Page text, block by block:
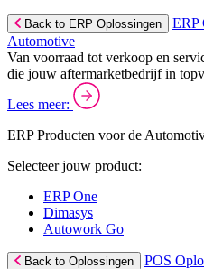
Back to ERP Oplossingen
ERP
Automotive
Van voorraad tot verkoop en
die jouw aftermarketbedrijf in
Lees meer:
ERP Producten voor de
Selecteer jouw product:
ERP One
Dimasys
Autowork Go
Back to Oplossingen
POS